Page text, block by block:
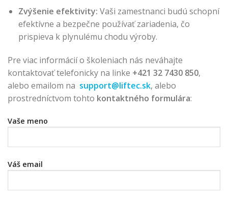
Zvýšenie efektivity: Vaši zamestnanci budú schopní
efektívne a bezpečne používať zariadenia, čo
prispieva k plynulému chodu výroby.
Pre viac informácií o školeniach nás neváhajte
kontaktovať telefonicky na linke +421 32 7430 850,
alebo emailom na support@liftec.sk, alebo
prostredníctvom tohto kontaktného formulára:
Vaše meno
Váš email